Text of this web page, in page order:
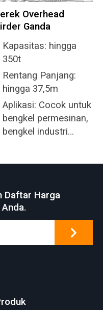
campuran gas
mudah meledak yang
dibentuk oleh uap
dan udara. Sangat
cocok untuk area
berbahaya di Zona 1
atau Zona 2.
Overhead
Ganda
Kapasitas: hingga
350t
Rentang Panjang:
hingga 37,5m
Aplikasi: Cocok untuk
bengkel permesinan,
bengkel industri
ringan dan tekstil,
bengkel industri
makanan.
Daftar Harga